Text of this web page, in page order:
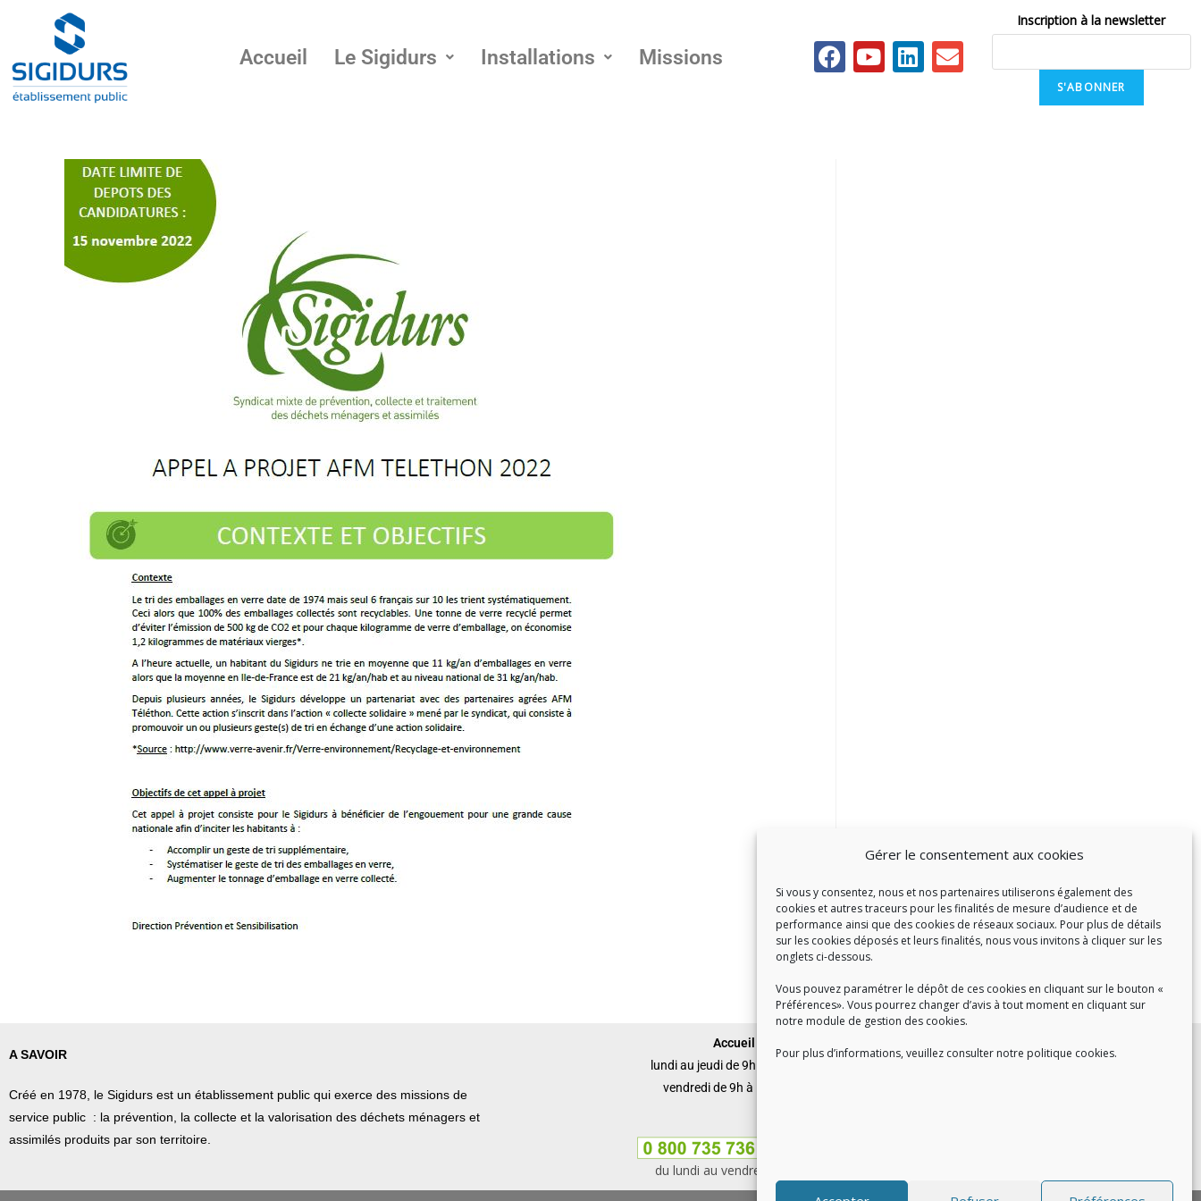
Gérer le consentement aux cookies
Si vous y consentez, nous et nos partenaires utiliserons également des
cookies et autres traceurs pour les finalités de mesure d’audience et de
performance ainsi que des cookies de réseaux sociaux. Pour plus de détails
sur les cookies déposés et leurs finalités, nous vous invitons à cliquer sur les
onglets ci-dessous.
Vous pouvez paramétrer le dépôt de ces cookies en cliquant sur le bouton «
Préférences». Vous pourrez changer d’avis à tout moment en cliquant sur
notre module de gestion des cookies.
Pour plus d’informations, veuillez consulter notre politique cookies.
Accueil Le Sigidurs Installations Missions
Inscription à la newsletter
S'ABONNER
A SAVOIR
Créé en 1978, le Sigidurs est un établissement public qui exerce des missions de
service public : la prévention, la collecte et la valorisation des déchets ménagers et
assimilés produits par son territoire.
Accueil du public :
lundi au jeudi de 9h à 12h et de 14h à 17h
vendredi de 9h à 12h et de 14h à 16h
du lundi au vendredi, de 8h30 à 18h30